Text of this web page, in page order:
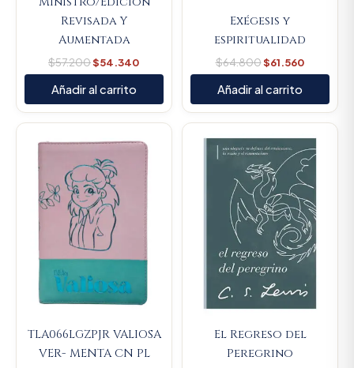
Revisada Y
Aumentada
$57.200$54.340
Añadir al carrito
Exégesis y
espiritualidad
$64.800$61.560
Añadir al carrito
TLA066LGZPJR VALIOSA
VER- MENTA CN PL
price
was:
$107.000.
Current
price
is:
$101.650.
El Regreso del
Peregrino
price
was:
$74.100.
Current
price
is:
$70.395.